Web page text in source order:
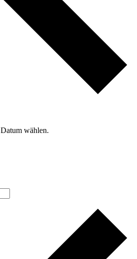
Datum wählen.